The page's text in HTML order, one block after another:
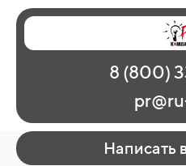
Наши
О
8 (800)
Написать